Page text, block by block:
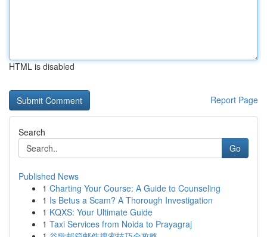
HTML is disabled
Report Page
Search
Go
Published News
1 Charting Your Course: A Guide to Counseling
1 Is Betus a Scam? A Thorough Investigation
1 KQXS: Your Ultimate Guide
1 Taxi Services from Noida to Prayagraj